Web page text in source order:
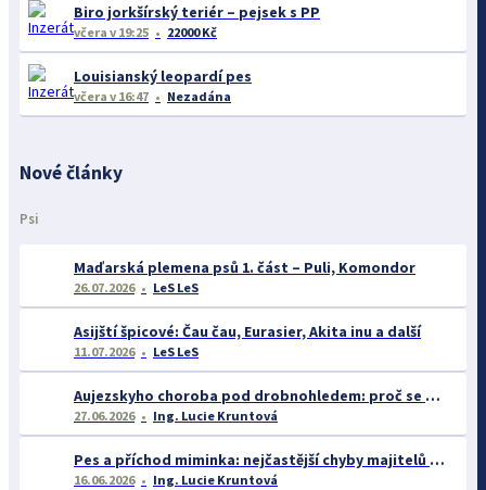
Biro jorkšírský teriér – pejsek s PP
včera v 19:25 22000 Kč
Louisianský leopardí pes
včera v 16:47 Nezadána
Nové články
Psi
Maďarská plemena psů 1. část – Puli, Komondor
26.07.2026 LeS LeS
Asijští špicové: Čau čau, Eurasier, Akita inu a další
11.07.2026 LeS LeS
Aujezskyho choroba pod drobnohledem: proč se o ní nyní mluví více než dříve
27.06.2026 Ing. Lucie Kruntová
Pes a příchod miminka: nejčastější chyby majitelů a jak se jim vyhnout
16.06.2026 Ing. Lucie Kruntová